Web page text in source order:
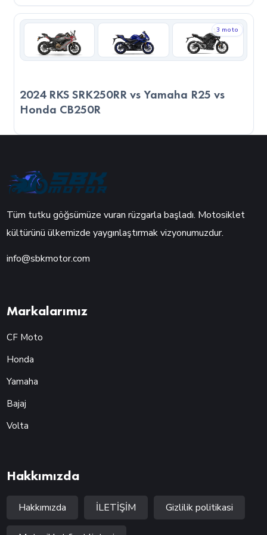
3 moto
2024 RKS SRK250RR vs Yamaha R25 vs
Honda CB250R
Tüm tutku göğsümüze vuran rüzgarla başladı. Motosiklet
kültürünü ülkemizde yaygınlaştırmak vizyonumuzdur.
info@sbkmotor.com
Markalarımız
CF Moto
Honda
Yamaha
Bajaj
Volta
Hakkımızda
Hakkımızda İLETİŞİM Gizlilik politikasi